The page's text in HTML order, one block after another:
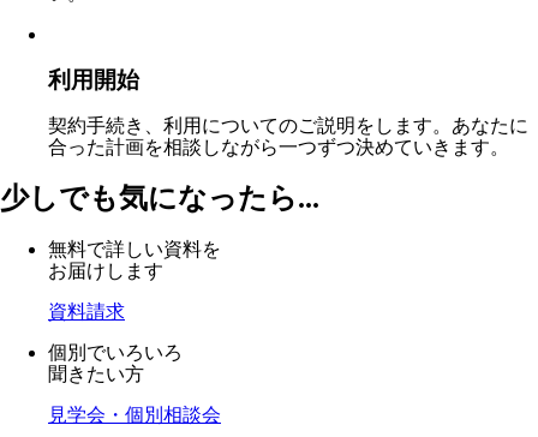
利用開始
契約手続き、利用についてのご説明をします。あなたに
合った計画を相談しながら一つずつ決めていきます。
少しでも気になったら...
無料で詳しい資料を
お届けします
資料請求
個別でいろいろ
聞きたい方
見学会・個別相談会